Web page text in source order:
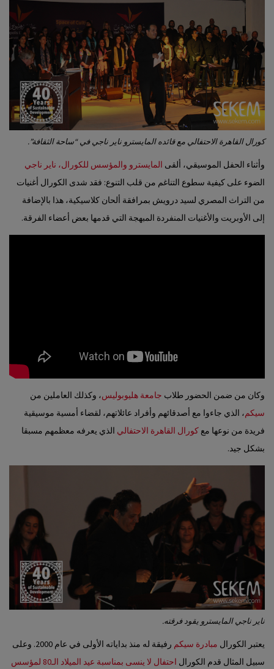
كورال القاهرة الاحتفالي مع قائده المايسترو ناير ناجي في “ساحة الثقافة”.
وأثناء الحفل الموسيقي، ألقى المايسترو والمؤسس للكورال، ناير ناجي
الضوء على كيفية سطوع التناغم من قلب التنوع: فقد شدى الكورال أغنيات
من التراث المصري لسيد درويش بمرافقة ألحان كلاسيكية، هذا بالإضافة
إلى الأوبريت والأغنيات المنفردة المبهجة التي قدمها بعض أعضاء الفرقة.
وكان من ضمن الحضور طلاب جامعة هليوبوليس، وكذلك العاملين من
سيكم، الذي جاءوا مع أصدقائهم وأفراد عائلاتهم، لقضاء أمسية موسيقية
فريدة من نوعها مع كورال القاهرة الاحتفالي الذي يعرفه معظمهم مسبقا
بشكل جيد.
ناير ناجي المايسترو يقود فرقته.
يعتبر الكورال مبادرة سيكم
رفيقة له منذ بداياته الأولى في عام 2000. وعلى
سبيل المثال قدم الكورال احتفال لا ينسى بمناسبة عيد الميلاد الـ80 لمؤسس